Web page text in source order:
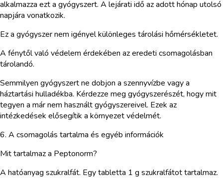
alkalmazza ezt a gyógyszert. A lejárati idő az adott hónap utolsó
napjára vonatkozik.
Ez a gyógyszer nem igényel különleges tárolási hőmérsékletet.
A fénytől való védelem érdekében az eredeti csomagolásban
tárolandó.
Semmilyen gyógyszert ne dobjon a szennyvízbe vagy a
háztartási hulladékba. Kérdezze meg gyógyszerészét, hogy mit
tegyen a már nem használt gyógyszereivel. Ezek az
intézkedések elősegítik a környezet védelmét.
6. A csomagolás tartalma és egyéb információk
Mit tartalmaz a Peptonorm?
A hatóanyag szukralfát. Egy tabletta 1 g szukralfátot tartalmaz.